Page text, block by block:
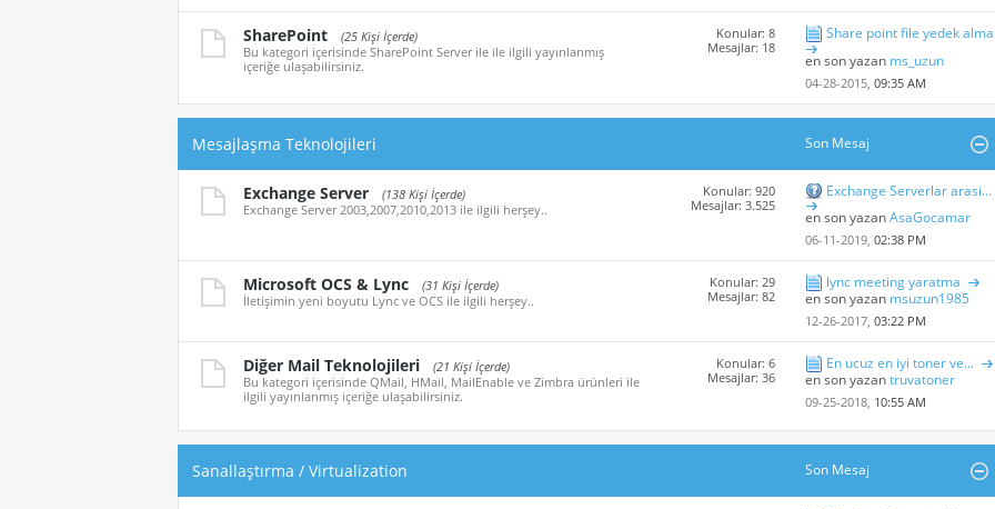
SharePoint
(25 Kişi İçerde)
Bu kategori içerisinde SharePoint Server ile ile ilgili yayınlanmış
içeriğe ulaşabilirsiniz.
Konular: 8
Mesajlar: 18
Share point file yedek alma
en son yazan ms_uzun
04-28-2015, 09:35 AM
Mesajlaşma Teknolojileri Son Mesaj
Exchange Server
(138 Kişi İçerde)
Exchange Server 2003,2007,2010,2013 ile ilgili herşey..
Konular: 920
Mesajlar: 3.525
Exchange Serverlar arasi...
en son yazanAsaGocamar
06-11-2019, 02:38 PM
Microsoft OCS & Lync
(31 Kişi İçerde)
İletişimin yeni boyutu Lync ve OCS ile ilgili herşey..
Konular: 29
Mesajlar: 82
lync meeting yaratma
en son yazan msuzun1985
12-26-2017, 03:22 PM
Diğer Mail Teknolojileri
(21 Kişi İçerde)
Bu kategori içerisinde QMail, HMail, MailEnable ve Zimbra ürünleri ile
ilgili yayınlanmış içeriğe ulaşabilirsiniz.
Konular: 6
Mesajlar: 36
En ucuz en iyi toner ve...
en son yazantruvatoner
09-25-2018, 10:55 AM
Sanallaştırma / Virtualization Son Mesaj